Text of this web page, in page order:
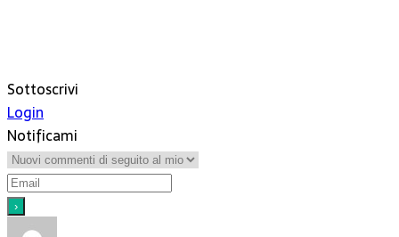
Sottoscrivi
Login
Notificami